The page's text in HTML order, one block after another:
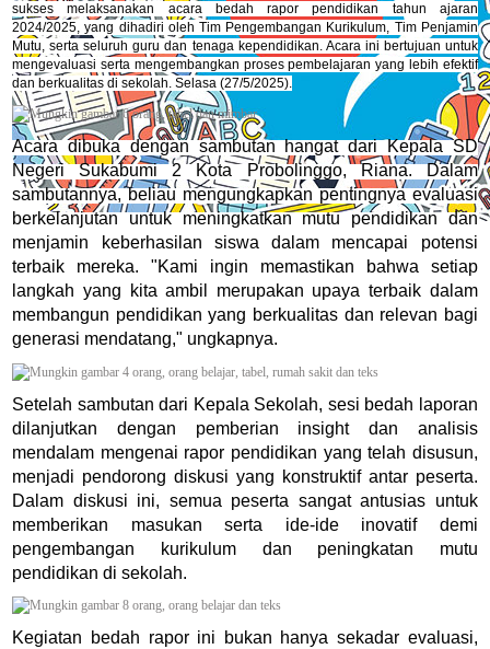
sukses melaksanakan acara bedah rapor pendidikan tahun ajaran
2024/2025, yang dihadiri oleh Tim Pengembangan Kurikulum, Tim Penjamin
Mutu, serta seluruh guru dan tenaga kependidikan. Acara ini bertujuan untuk
mengevaluasi serta mengembangkan proses pembelajaran yang lebih efektif
dan berkualitas di sekolah. Selasa (27/5/2025).
Acara dibuka dengan sambutan hangat dari Kepala SD
Negeri Sukabumi 2 Kota Probolinggo, Riana. Dalam
sambutannya, beliau mengungkapkan pentingnya evaluasi
berkelanjutan untuk meningkatkan mutu pendidikan dan
menjamin keberhasilan siswa dalam mencapai potensi
terbaik mereka. "Kami ingin memastikan bahwa setiap
langkah yang kita ambil merupakan upaya terbaik dalam
membangun pendidikan yang berkualitas dan relevan bagi
generasi mendatang," ungkapnya.
Setelah sambutan dari Kepala Sekolah, sesi bedah laporan
dilanjutkan dengan pemberian insight dan analisis
mendalam mengenai rapor pendidikan yang telah disusun,
menjadi pendorong diskusi yang konstruktif antar peserta.
Dalam diskusi ini, semua peserta sangat antusias untuk
memberikan masukan serta ide-ide inovatif demi
pengembangan kurikulum dan peningkatan mutu
pendidikan di sekolah.
Kegiatan bedah rapor ini bukan hanya sekadar evaluasi,